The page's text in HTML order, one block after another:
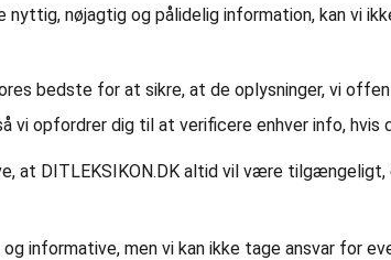
nøjagtig og pålidelig information, kan vi
bedste for at sikre, at de oplysninger, vi
opfordrer dig til at verificere enhver info, hvis
at DITLEKSIKON.DK altid vil være
informative, men vi kan ikke tage ansvar for